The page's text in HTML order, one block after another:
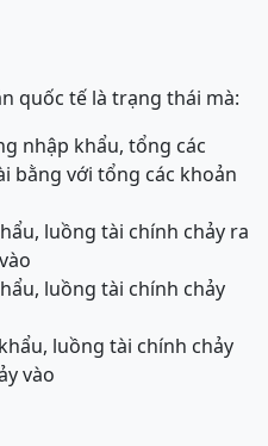
quốc tế là trạng thái mà:
nhập khẩu, tổng các
bằng với tổng các khoản
luồng tài chính chảy ra
luồng tài chính chảy
luồng tài chính chảy
vào